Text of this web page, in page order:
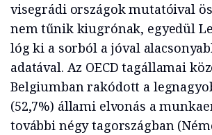
visegrádi országok mutatóival
nem tűnik kiugrónak, egyedül
lóg ki a sorból a jóval
adatával. Az OECD tagállamai
Belgiumban rakódott a
(52,7%) állami elvonás a
további négy tagországban